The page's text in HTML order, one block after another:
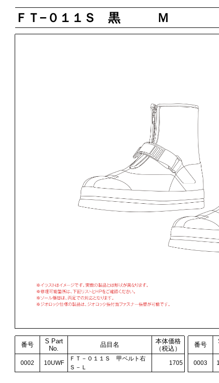
ＦＴ−０１１Ｓ 黒 Ｍ
番号
S Part
No.
品目名
本体価格
（税込）
番号
0002 10UWF
ＦＴ－０１１Ｓ 甲ベルト右
Ｓ－Ｌ
1705 0003